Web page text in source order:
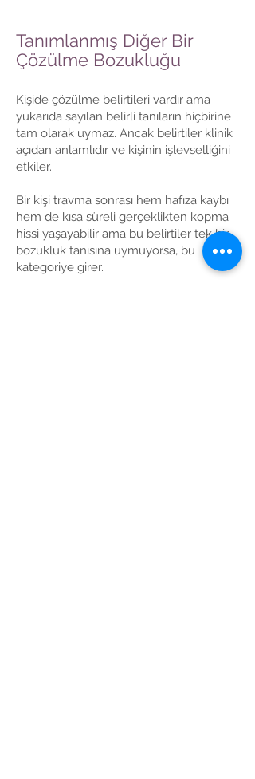
Tanımlanmış Diğer Bir
Çözülme Bozukluğu
Kişide çözülme belirtileri vardır ama
yukarıda sayılan belirli tanıların hiçbirine
tam olarak uymaz. Ancak belirtiler klinik
açıdan anlamlıdır ve kişinin işlevselliğini
etkiler.
Bir kişi travma sonrası hem hafıza kaybı
hem de kısa süreli gerçeklikten kopma
hissi yaşayabilir ama bu belirtiler tek bir
bozukluk tanısına uymuyorsa, bu
kategoriye girer.